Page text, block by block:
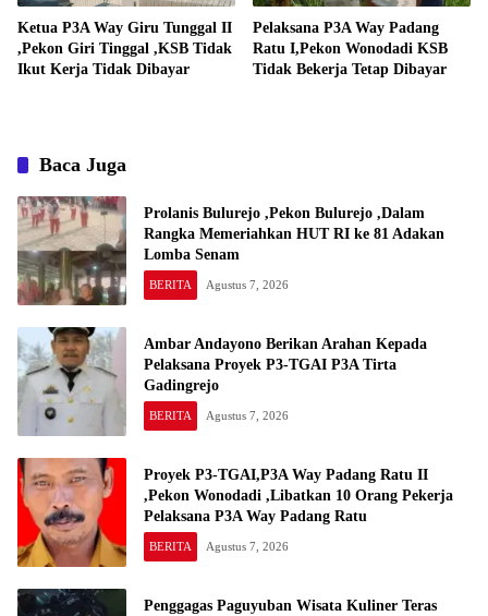
Ketua P3A Way Giru Tunggal II
,Pekon Giri Tinggal ,KSB Tidak
Ikut Kerja Tidak Dibayar
Pelaksana P3A Way Padang
Ratu I,Pekon Wonodadi KSB
Tidak Bekerja Tetap Dibayar
Baca Juga
Prolanis Bulurejo ,Pekon Bulurejo ,Dalam
Rangka Memeriahkan HUT RI ke 81 Adakan
Lomba Senam
BERITA Agustus 7, 2026
Ambar Andayono Berikan Arahan Kepada
Pelaksana Proyek P3-TGAI P3A Tirta
Gadingrejo
BERITA Agustus 7, 2026
Proyek P3-TGAI,P3A Way Padang Ratu II
,Pekon Wonodadi ,Libatkan 10 Orang Pekerja
Pelaksana P3A Way Padang Ratu
BERITA Agustus 7, 2026
Penggagas Paguyuban Wisata Kuliner Teras